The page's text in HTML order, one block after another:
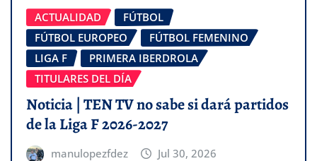
ACTUALIDAD
FÚTBOL
FÚTBOL EUROPEO
FÚTBOL FEMENINO
LIGA F
PRIMERA IBERDROLA
TITULARES DEL DÍA
Noticia | TEN TV no sabe si dará partidos
de la Liga F 2026-2027
manulopezfdez Jul 30, 2026